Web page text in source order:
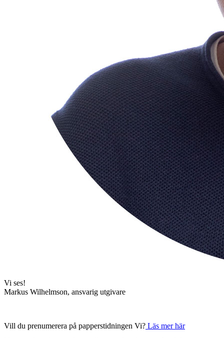
Vi ses!
Markus Wilhelmson, ansvarig utgivare
Vill du prenumerera på papperstidningen Vi? Läs mer här